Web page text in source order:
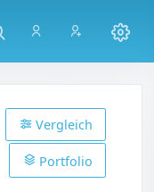
Vergleich
Portfolio